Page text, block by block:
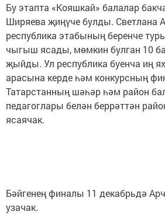
Бу этапта «Кояшкай» балалар
Ширяева җиңүче булды. Светлана
республика этабының беренче
чыгыш ясады, мөмкин булган 10
җыйды. Ул республика буенча иң
арасына керде һәм конкурсның
Татарстанның шәһәр һәм район
педагоглары белән беррәттән
ясаячак.
Бәйгенең финалы 11 декабрьдә
узачак.